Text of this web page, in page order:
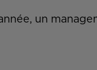
un